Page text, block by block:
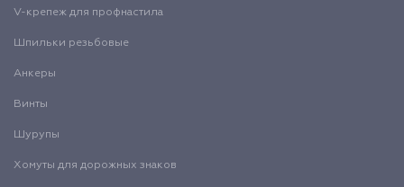
V-крепеж для профнастила
Шпильки резьбовые
Анкеры
Винты
Шурупы
Хомуты для дорожных знаков